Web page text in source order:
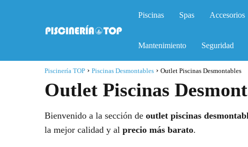
Piscinas Spas Accesorios
Mantenimiento Seguridad
Piscinería TOP Piscinas Desmontables Outlet Piscinas Desmontables
Outlet Piscinas
Bienvenido a la sección de outlet piscinas
la mejor calidad y al precio más barato.